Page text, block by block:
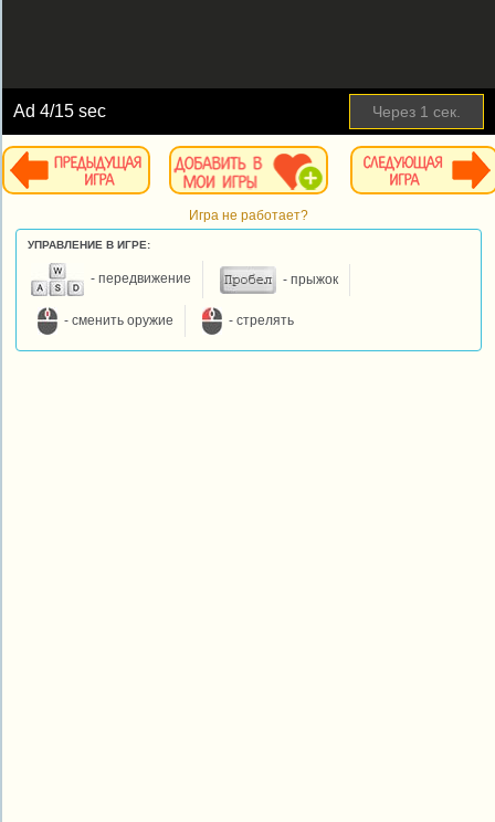
Ad4/15 sec Через 1 сек.
Игра не работает?
УПРАВЛЕНИЕ В ИГРЕ:
- передвижение - прыжок
- сменить оружие - стрелять